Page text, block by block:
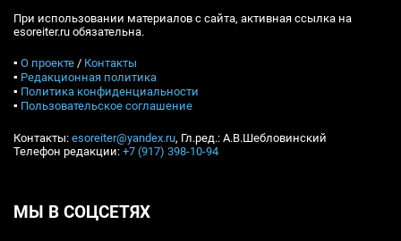
При использовании материалов с сайта, активная ссылка на
esoreiter.ru обязательна.
▪ О проекте / Контакты
▪ Редакционная политика
▪ Политика конфиденциальности
▪ Пользовательское соглашение
Контакты: esoreiter@yandex.ru, Гл.ред.: А.В.Шебловинский
Телефон редакции: +7 (917) 398-10-94
МЫ В СОЦСЕТЯХ